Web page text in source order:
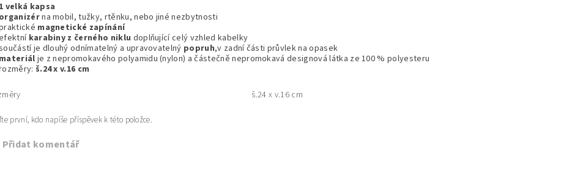
1 velká kapsa
organizérna mobil, tužky, rtěnku, nebo jiné nezbytnosti
magnetické zapínání
karabiny z černého niklu doplňující celý vzhled kabelky
je dlouhý odnímatelný a upravovatelný popruh,v zadní části průvlek na opasek
materiál je z nepromokavého polyamidu (nylon) a částečně nepromokavá designová látka ze 100 % polyesteru
š.24 x v.16 cm
š.24 x v.16 cm
první, kdo napíše příspěvek k této položce.
Přidat komentář